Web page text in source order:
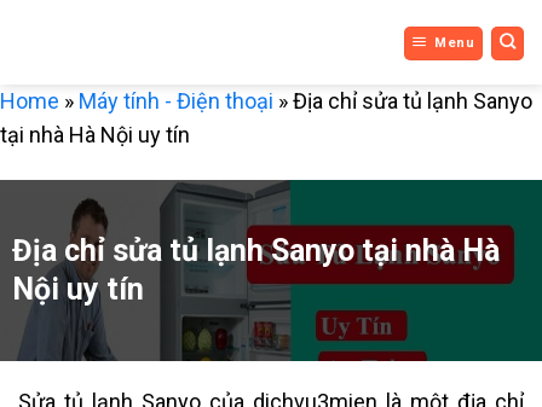
Menu
Home » Máy tính - Điện thoại »Địa chỉ sửa tủ lạnh Sanyo
tại nhà Hà Nội uy tín
Địa chỉ sửa tủ lạnh Sanyo tại nhà Hà
Nội uy tín